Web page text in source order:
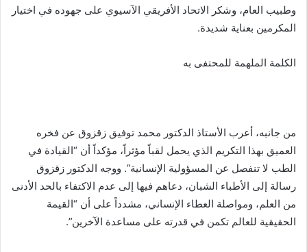
وطبيب العام، وشكر الاتحاد الأفريقي الآسيوي على جهوده في اختيار
المكرمين بعناية شديدة.
​الكلمة الملهمة للمحتفى به
​من جانبه، أعرب الأستاذ الدكتور محمد توفيق زقزوق عن فخره
العميق بهذا التكريم الذي يحمل لقباً مؤثراً، مؤكداً أن “القيادة في
الطب لا تنفصل عن المسؤولية الإنسانية”. ووجه الدكتور زقزوق
رسالة إلى الأطباء الشبان، دعاهم فيها إلى عدم الاكتفاء بالحد الأدنى
من العلم، ومواصلة العطاء الإنساني، مشدداً على أن “القيمة
الحقيقية للعالم تكمن في قدرته على مساعدة الآخرين”.